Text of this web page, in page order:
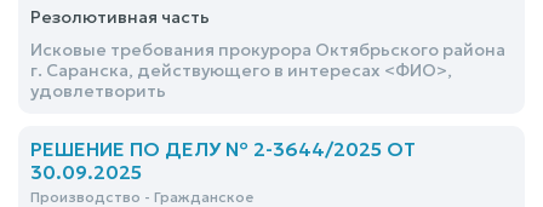
Резолютивная часть
Исковые требования прокурора Октябрьского района
г. Саранска, действующего в интересах <ФИО>,
удовлетворить
РЕШЕНИЕ ПО ДЕЛУ № 2-3644/2025 ОТ
30.09.2025
Производство - Гражданское